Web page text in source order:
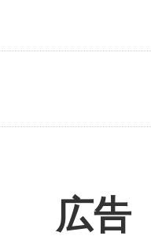
広告